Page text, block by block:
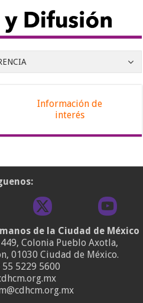
Información de
interés
de la Ciudad de México
Colonia Pueblo Axotla,
01030 Ciudad de México.
55 5229 5600